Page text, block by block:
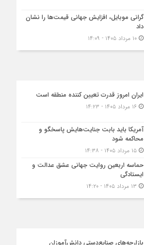
گرانی موبایل، افزایش جهانی قیمت‌ها را نشان
داد
۱۰ مرداد ۱۴۰۵ - ۱۴:۰۹
ایران امروز قدرت تعیین کننده منطقه است
۱۶ مرداد ۱۴۰۵ - ۱۴:۲۳
آمریکا باید بابت جنایت‌هایش پاسخگو و
محاکمه شود
۱۵ مرداد ۱۴۰۵ - ۱۴:۳۸
حماسه اربعین روایت جهانی عشق عدالت و
ایستادگی
بازارچه‌های صنایع‌دستی دانش‌آموزان